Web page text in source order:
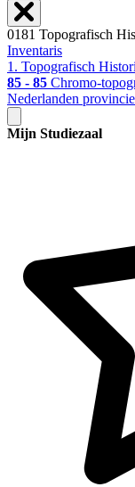
0181 Topografisch
Inventaris
1. Topografisch
85 - 85 Chromo-
Nederlanden
Mijn Studiezaal